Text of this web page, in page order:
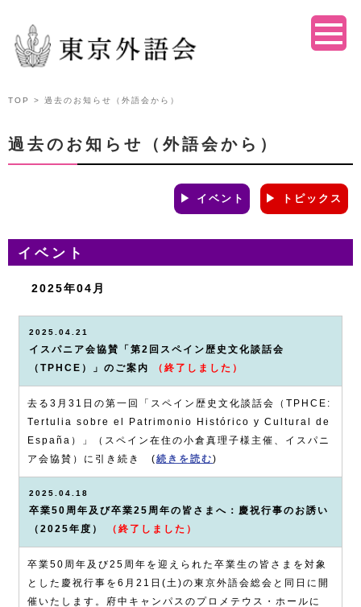
TOP > 過去のお知らせ（外語会から）
過去のお知らせ（外語会から）
▶ イベント ▶ トピックス
イベント
2025年04月
2025.04.21
イスパニア会協賛「第2回スペイン歴史文化談話会
（TPHCE）」のご案内
（終了しました）
去る3月31日の第一回「スペイン歴史文化談話会（TPHCE:
Tertulia sobre el Patrimonio Histórico y Cultural de
España）」（スペイン在住の小倉真理子様主催、イスパニ
ア会協賛）に引き続き (続きを読む)
2025.04.18
卒業50周年及び卒業25周年の皆さまへ：慶祝行事のお誘い
（2025年度）
（終了しました）
卒業50周年及び25周年を迎えられた卒業生の皆さまを対象
とした慶祝行事を6月21日(土)の東京外語会総会と同日に開
催いたします。府中キャンパスのプロメテウス・ホールに